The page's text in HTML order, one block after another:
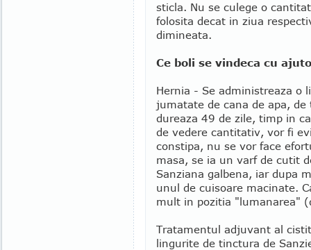
sticla. Nu se culege o
folosita decat in ziua
dimineata.
Ce boli se vindeca cu
Hernia - Se administreaza o
jumatate de cana de apa,
dureaza 49 de zile, timp in
de vedere cantitativ, vor fi
constipa, nu se vor face
masa, se ia un varf de cutit
Sanziana galbena, iar dupa
unul de cuisoare macinate.
mult in pozitia "lumanarea"
Tratamentul adjuvant al
lingurite de tinctura de